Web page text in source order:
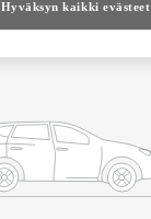
Hyväksyn kaikki evästeet